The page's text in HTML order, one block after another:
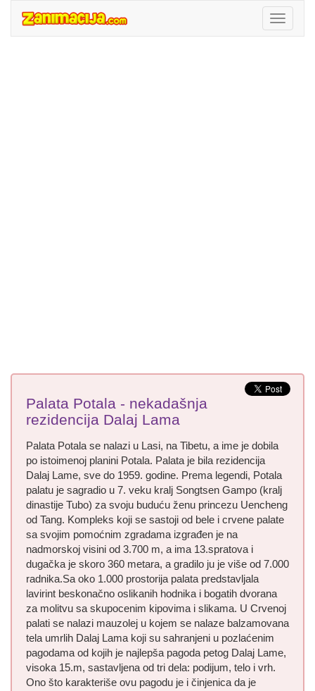
Palata Potala - nekadašnja
rezidencija Dalaj Lama
Palata Potala se nalazi u Lasi, na Tibetu, a ime je dobila
po istoimenoj planini Potala. Palata je bila rezidencija
Dalaj Lame, sve do 1959. godine. Prema legendi, Potala
palatu je sagradio u 7. veku kralj Songtsen Gampo (kralj
dinastije Tubo) za svoju buduću ženu princezu Uencheng
od Tang. Kompleks koji se sastoji od bele i crvene palate
sa svojim pomoćnim zgradama izgrađen je na
nadmorskoj visini od 3.700 m, a ima 13.spratova i
dugačka je skoro 360 metara, a gradilo ju je više od 7.000
radnika.Sa oko 1.000 prostorija palata predstavljala
lavirint beskonačno oslikanih hodnika i bogatih dvorana
za molitvu sa skupocenim kipovima i slikama. U Crvenoj
palati se nalazi mauzolej u kojem se nalaze balzamovana
tela umrlih Dalaj Lama koji su sahranjeni u pozlaćenim
pagodama od kojih je najlepša pagoda petog Dalaj Lame,
visoka 15.m, sastavljena od tri dela: podijum, telo i vrh.
Ono što karakteriše ovu pagodu je i činjenica da je